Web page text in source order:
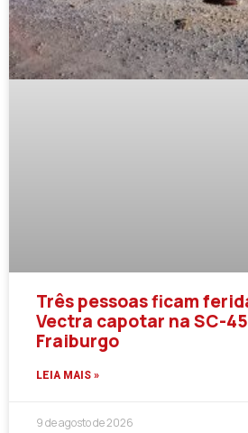
Três pessoas ficam
Vectra capotar na SC-
Fraiburgo
LEIA MAIS »
9 de agosto de 2026